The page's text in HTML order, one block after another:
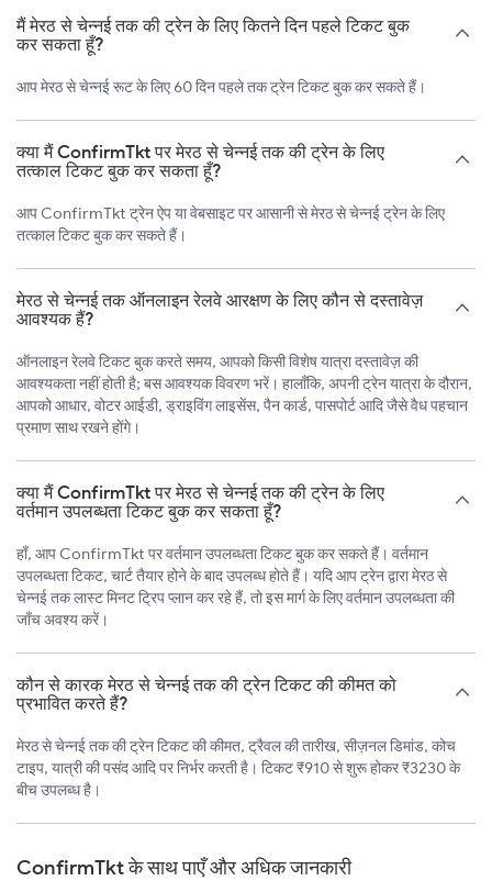
मैं मेरठ से चेन्नई तक की ट्रेन के लिए कितने दिन पहले टिकट बुक
कर सकता हूँ?
आप मेरठ से चेन्नई रूट के लिए 60 दिन पहले तक ट्रेन टिकट बुक कर सकते हैं।
क्या मैं ConfirmTkt पर मेरठ से चेन्नई तक की ट्रेन के लिए
तत्काल टिकट बुक कर सकता हूँ?
आप ConfirmTkt ट्रेन ऐप या वेबसाइट पर आसानी से मेरठ से चेन्नई ट्रेन के लिए
तत्काल टिकट बुक कर सकते हैं।
मेरठ से चेन्नई तक ऑनलाइन रेलवे आरक्षण के लिए कौन से दस्तावेज़
आवश्यक हैं?
ऑनलाइन रेलवे टिकट बुक करते समय, आपको किसी विशेष यात्रा दस्तावेज़ की
आवश्यकता नहीं होती है; बस आवश्यक विवरण भरें। हालाँकि, अपनी ट्रेन यात्रा के दौरान,
आपको आधार, वोटर आईडी, ड्राइविंग लाइसेंस, पैन कार्ड, पासपोर्ट आदि जैसे वैध पहचान
प्रमाण साथ रखने होंगे।
क्या मैं ConfirmTkt पर मेरठ से चेन्नई तक की ट्रेन के लिए
वर्तमान उपलब्धता टिकट बुक कर सकता हूँ?
हाँ, आप ConfirmTkt पर वर्तमान उपलब्धता टिकट बुक कर सकते हैं। वर्तमान
उपलब्धता टिकट, चार्ट तैयार होने के बाद उपलब्ध होते हैं। यदि आप ट्रेन द्वारा मेरठ से
चेन्नई तक लास्ट मिनट ट्रिप प्लान कर रहे हैं, तो इस मार्ग के लिए वर्तमान उपलब्धता की
जाँच अवश्य करें।
कौन से कारक मेरठ से चेन्नई तक की ट्रेन टिकट की कीमत को
प्रभावित करते हैं?
मेरठ से चेन्नई तक की ट्रेन टिकट की कीमत, ट्रैवल की तारीख, सीज़नल डिमांड, कोच
टाइप, यात्री की पसंद आदि पर निर्भर करती है। टिकट ₹910 से शुरू होकर ₹3230 के
बीच उपलब्ध है।
ConfirmTkt के साथ पाएँ और अधिक जानकारी